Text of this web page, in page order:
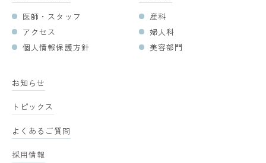
医師・スタッフ
アクセス
個人情報保護方針
産科
婦人科
美容部門
お知らせ
トピックス
よくあるご質問
採用情報